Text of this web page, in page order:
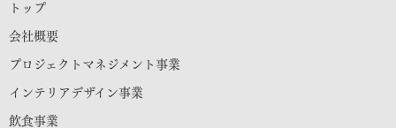
トップ
会社概要
プロジェクトマネジメント事業
インテリアデザイン事業
飲食事業